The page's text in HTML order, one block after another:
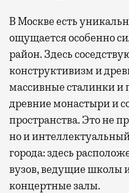
В Москве есть
ощущается особенно
район. Здесь
конструктивизм и
массивные сталинки
древние монастыри и
пространства. Это не
но и
города: здесь
вузов, ведущие школы
концертные залы.